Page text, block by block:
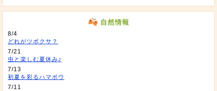
自然情報
8/4
どれがツボクサ？
7/21
虫と楽しむ夏休み♪
7/13
初夏を彩るハマボウ
7/11